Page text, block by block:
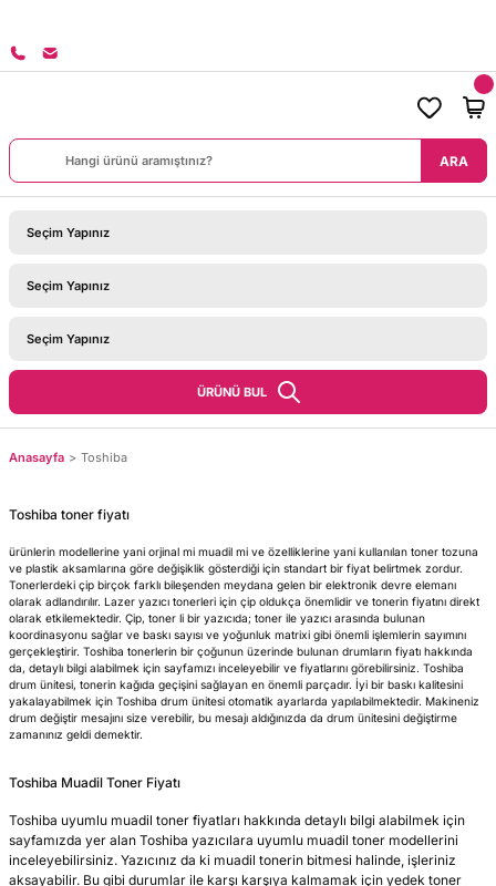
ARA
ÜRÜNÜ BUL
Anasayfa Toshiba
Toshiba toner fiyatı
ürünlerin modellerine yani orjinal mi muadil mi ve özelliklerine yani kullanılan toner tozuna
ve plastik aksamlarına göre değişiklik gösterdiği için standart bir fiyat belirtmek zordur.
Tonerlerdeki çip birçok farklı bileşenden meydana gelen bir elektronik devre elemanı
olarak adlandırılır. Lazer yazıcı tonerleri için çip oldukça önemlidir ve tonerin fiyatını direkt
olarak etkilemektedir. Çip, toner li bir yazıcıda; toner ile yazıcı arasında bulunan
koordinasyonu sağlar ve baskı sayısı ve yoğunluk matrixi gibi önemli işlemlerin sayımını
gerçekleştirir. Toshiba tonerlerin bir çoğunun üzerinde bulunan drumların fiyatı hakkında
da, detaylı bilgi alabilmek için sayfamızı inceleyebilir ve fiyatlarını görebilirsiniz. Toshiba
drum ünitesi, tonerin kağıda geçişini sağlayan en önemli parçadır. İyi bir baskı kalitesini
yakalayabilmek için Toshiba drum ünitesi otomatik ayarlarda yapılabilmektedir. Makineniz
drum değiştir mesajını size verebilir, bu mesajı aldığınızda da drum ünitesini değiştirme
zamanınız geldi demektir.
Toshiba Muadil Toner Fiyatı
Toshiba uyumlu muadil toner fiyatları hakkında detaylı bilgi alabilmek için
sayfamızda yer alan Toshiba yazıcılara uyumlu muadil toner modellerini
inceleyebilirsiniz. Yazıcınız da ki muadil tonerin bitmesi halinde, işleriniz
aksayabilir. Bu gibi durumlar ile karşı karşıya kalmamak için yedek toner